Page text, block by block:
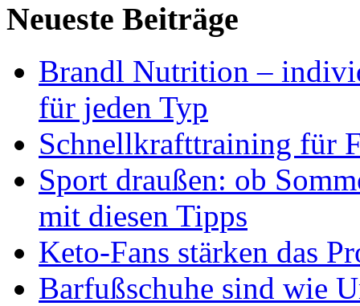
Neueste Beiträge
Brandl Nutrition –
für jeden Typ
Schnellkrafttraining für
Sport draußen: ob
mit diesen Tipps
Keto-Fans stärken das
Barfußschuhe sind wie